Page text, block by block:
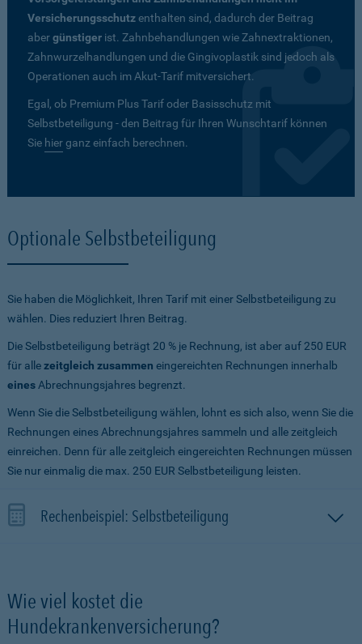
Versicherungsschutzenthalten sind, dadurch der Beitrag
abergünstiger ist. Zahnbehandlungen wie Zahnextraktionen,
Zahnwurzelhandlungen und die Gingivoplastik sind jedoch als
Operationen auch im Akut-Tarif mitversichert.
Egal, ob Premium Plus Tarif oder Basisschutz mit
Selbstbeteiligung - den Beitrag für Ihren Wunschtarif können
Sie hierganz einfach berechnen.
Optionale Selbstbeteiligung
Sie haben die Möglichkeit, Ihren Tarif mit einer Selbstbeteiligung zu
wählen. Dies reduziert Ihren Beitrag.
Die Selbstbeteiligung beträgt 20 % je Rechnung, ist aber auf 250 EUR
für allezeitgleich zusammen eingereichten Rechnungen innerhalb
eines Abrechnungsjahres begrenzt.
Wenn Sie die Selbstbeteiligung wählen, lohnt es sich also, wenn Sie die
Rechnungen eines Abrechnungsjahres sammeln und alle zeitgleich
einreichen. Denn für alle zeitgleich eingereichten Rechnungen müssen
Sie nur einmalig die max. 250 EUR Selbstbeteiligung leisten.
Rechenbeispiel: Selbstbeteiligung
Wie viel kostet die
Hundekrankenversicherung?